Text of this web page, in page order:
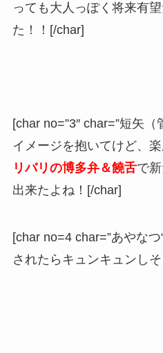
っても大人っぽく将来有
た！！[/char]
[char no=”3″ char=”短矢
イメージを抱いてけど、
リバリの博多弁＆饒舌で
出来たよね！[/char]
[char no=4 char=”あやなつ
されたらキュンキュンし